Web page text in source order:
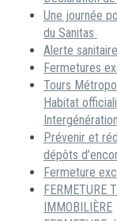
Une journée
du Sanitas
Alerte
Fermetures
Tours
Habitat
Prévenir et
dépôts
Fermeture
FERMETURE
IMMOBILIÈRE